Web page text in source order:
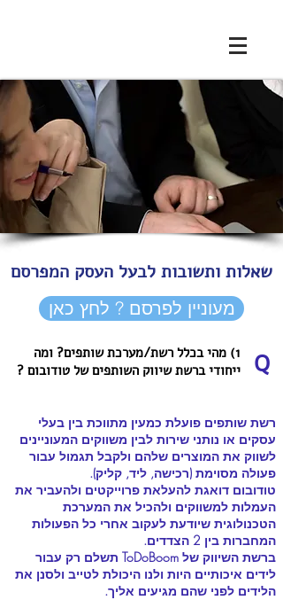
שאלות ותשובות לבעל העסק המפרסם
מעוניין לפרסם ? לחץ כאן
1) מהי בכלל רשת/מערכת שותפים? ומה
ייחודי ברשת שיווק השותפים של טודובום ?
Q
רשת שותפים פועלת כמעין מתווכת בין בעלי
עסקים או נותני שירות לבין משווקים המעוניינים
לשווק את המוצרים שלהם ולקבל תגמול עבור
פעולה מסוימת (רכישה, ליד, קליק).
טודובום דואגת להעלאת פרוייקטים ולהעביר את
העמלות למשווקים ולהכיל את המערכת
הטכנולוגית שיודעת לעקוב אחרי כל הפעולות
המחברות בין 2 הצדדים.
ברשת השיווק של ToDoBoom תשלם רק עבור
לידים איכותיים היות ולנו היכולת לטייב ולסנן את
הלידים לפני שהם מגיעים אליך.